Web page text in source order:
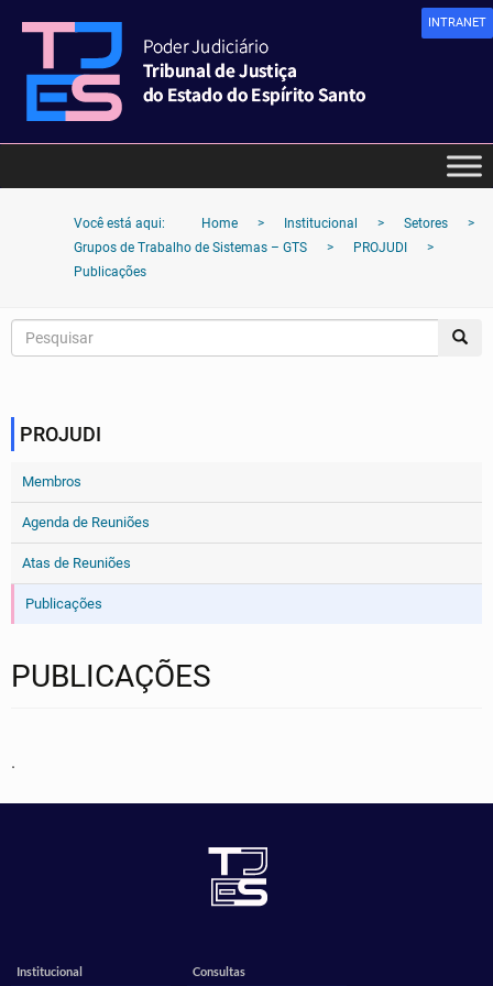
INTRANET
Você está aqui: Home > Institucional > Setores
>
Grupos de Trabalho de Sistemas – GTS
> PROJUDI
>
Publicações
PROJUDI
Membros
Agenda de Reuniões
Atas de Reuniões
Publicações
PUBLICAÇÕES
.
Institucional Consultas